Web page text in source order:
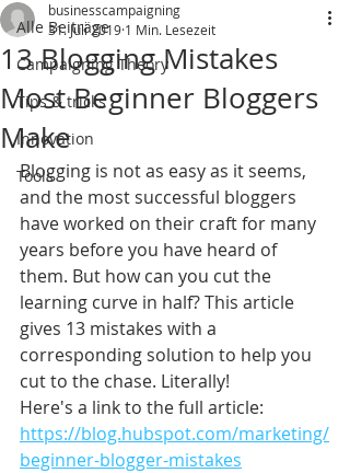
Alle Beiträge
Campaigning Theory
Tips & tricks
Innovation
Tools
13 Blogging Mistakes
Most Beginner Bloggers
Make
businesscampaigning
31. Juli 2019 1 Min. Lesezeit
Blogging is not as easy as it seems,
and the most successful bloggers
have worked on their craft for many
years before you have heard of
them. But how can you cut the
learning curve in half? This article
gives 13 mistakes with a
corresponding solution to help you
cut to the chase. Literally!
Here's a link to the full article:
https://blog.hubspot.com/marketing/
beginner-blogger-mistakes